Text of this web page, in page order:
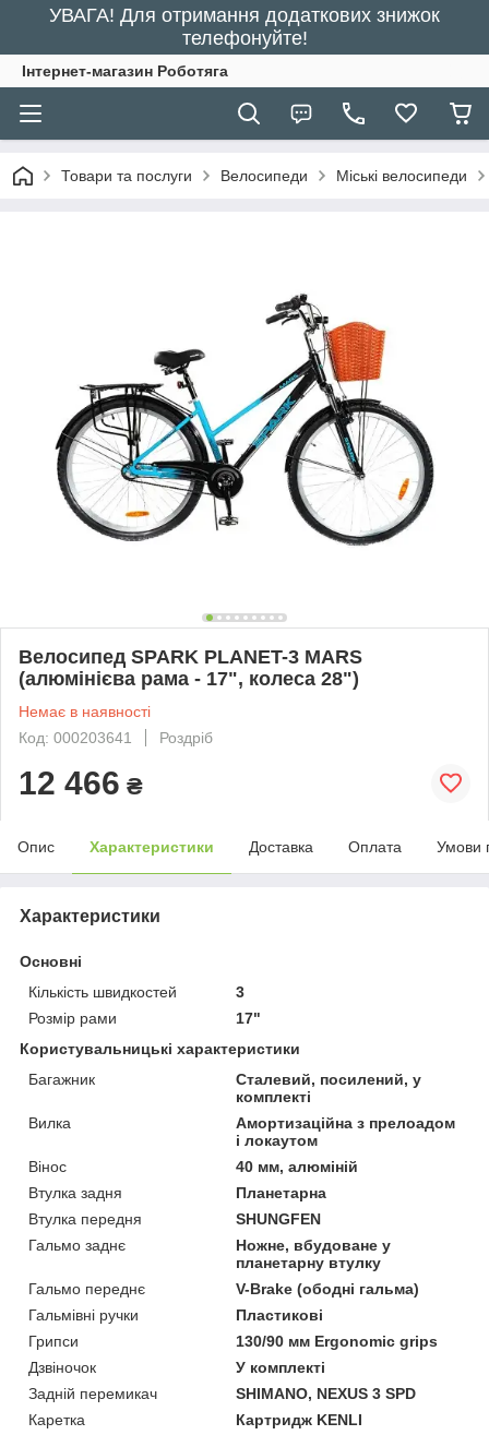
УВАГА! Для отримання додаткових знижок
телефонуйте!
Інтернет-магазин Роботяга
Товари та послуги Велосипеди Міські велосипеди
Велосипед SPARK PLANET-3 MARS
(алюмінієва рама - 17", колеса 28")
Немає в наявності
Код: 000203641
Роздріб
12 466 ₴
Опис Характеристики Доставка Оплата Умови
Характеристики
Основні
Кількість швидкостей
3
Розмір рами
17"
Користувальницькі характеристики
Багажник
Сталевий, посилений, у
комплекті
Вилка
Амортизаційна з прелоадом
і локаутом
Вінос
40 мм, алюміній
Втулка задня
Планетарна
Втулка передня
SHUNGFEN
Гальмо заднє
Ножне, вбудоване у
планетарну втулку
Гальмо переднє
V-Brake (ободні гальма)
Гальмівні ручки
Пластикові
Грипси
130/90 мм Ergonomic grips
Дзвіночок
У комплекті
Задній перемикач
SHIMANO, NEXUS 3 SPD
Каретка
Картридж KENLI